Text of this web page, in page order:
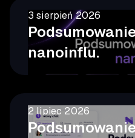
3 sierpień 2026
nanoinflu.
2 lipiec 2026